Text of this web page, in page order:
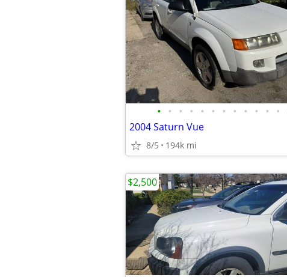
• • • • • • • • • • • •
2004 Saturn Vue
8/5 194k mi
$2,500